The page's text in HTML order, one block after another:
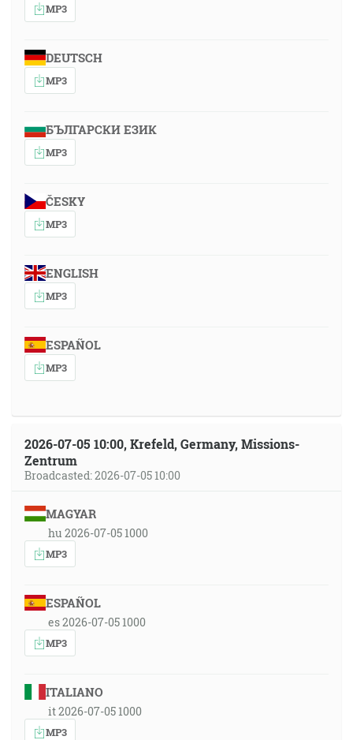
MP3
DEUTSCH
MP3
БЪЛГАРСКИ ЕЗИК
MP3
ČESKY
MP3
ENGLISH
MP3
ESPAÑOL
MP3
2026-07-05 10:00, Krefeld, Germany, Missions-
Zentrum
Broadcasted: 2026-07-05 10:00
MAGYAR
hu 2026-07-05 1000
MP3
ESPAÑOL
es 2026-07-05 1000
MP3
ITALIANO
it 2026-07-05 1000
MP3